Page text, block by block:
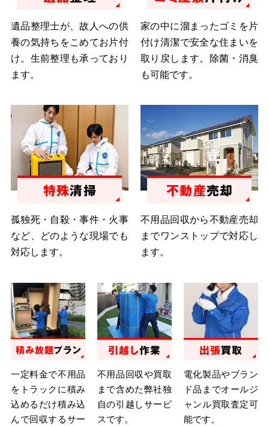
遺品整理士が、故人への供
養の気持ちをこめてお片付
け。生前整理も承っており
ます。
家の中に溜まったゴミを片
付け清潔で安全な住まいを
取り戻します。除菌・消臭
も可能です。
特殊清掃
孤独死・自殺・事件・火事
など、どのような現場でも
対応します。
不動産売却
不用品回収から不動産売却
までワンストップで対応し
ます。
積み放題プラン
一定料金で不用品
をトラックに積み
込めるだけ積み込
んで回収するサー
引越し作業
不用品回収や買取
まで含めた弊社独
自の引越しサービ
スです。
出張買取
電化製品やブラン
ド品までオールジ
ャンル買取査定可
能です。